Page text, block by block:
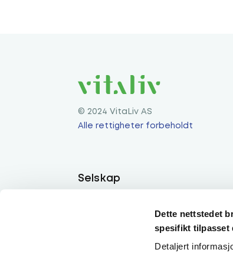
Dette nettstedet
spesifikt tilpasset
Detaljert
© 2024 VitaLiv AS
Alle rettigheter forbeholdt
Selskap